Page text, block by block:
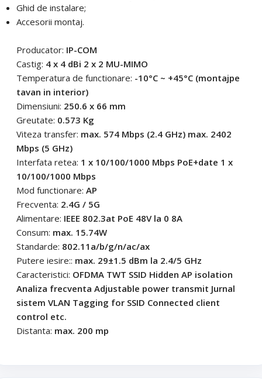
Ghid de instalare;
Accesorii montaj.
Producator: IP-COM
Castig: 4 x 4 dBi 2 x 2 MU-MIMO
Temperatura de functionare: -10°C ~ +45°C (montajpe
tavan in interior)
Dimensiuni: 250.6 x 66 mm
Greutate: 0.573 Kg
Viteza transfer: max. 574 Mbps (2.4 GHz) max. 2402
Mbps (5 GHz)
Interfata retea: 1 x 10/100/1000 Mbps PoE+date 1 x
10/100/1000 Mbps
Mod functionare: AP
Frecventa: 2.4G / 5G
Alimentare: IEEE 802.3at PoE 48V la 0 8A
Consum: max. 15.74W
Standarde: 802.11a/b/g/n/ac/ax
Putere iesire:: max. 29±1.5 dBm la 2.4/5 GHz
Caracteristici: OFDMA TWT SSID Hidden AP isolation
Analiza frecventa Adjustable power transmit Jurnal
sistem VLAN Tagging for SSID Connected client
control etc.
Distanta: max. 200 mp